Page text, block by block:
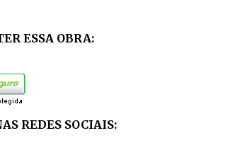
ESSA OBRA:
REDES SOCIAIS: